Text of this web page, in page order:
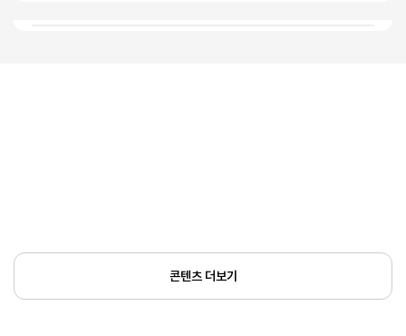
콘텐츠 더보기